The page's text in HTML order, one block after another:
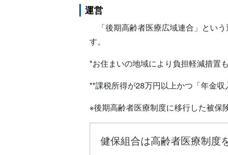
運営
「後期高齢者医療広域連合」とい
す。
*お住まいの地域により負担軽減措置も
**課税所得が28万円以上かつ「年金
※後期高齢者医療制度に移行した被保
健保組合は高齢者医療制度